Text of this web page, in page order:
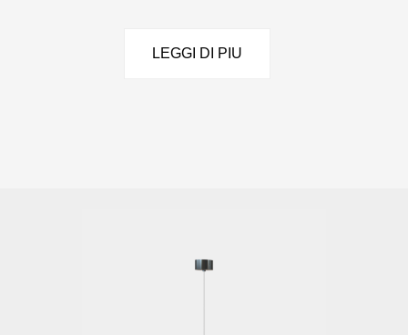
LEGGI DI PIU